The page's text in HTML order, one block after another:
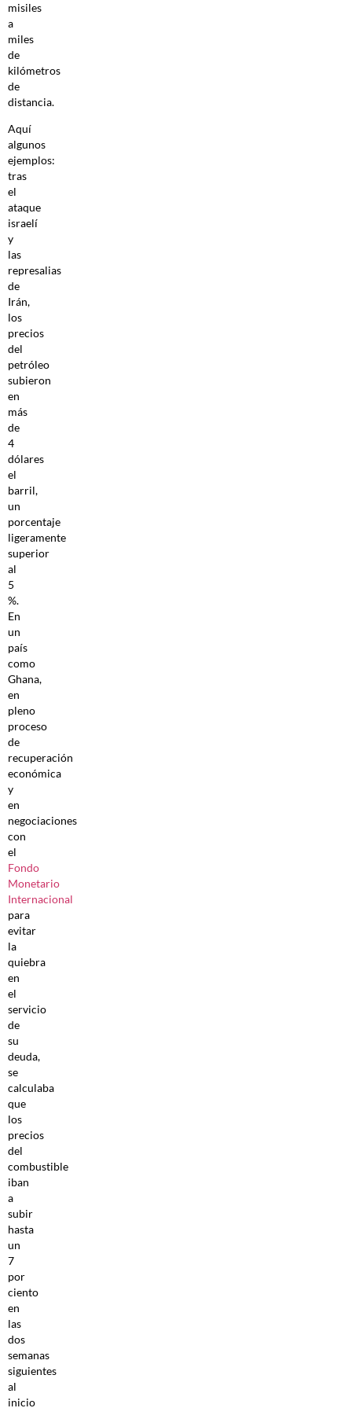
misiles
a
miles
de
kilómetros
de
distancia.
Aquí
algunos
ejemplos:
tras
el
ataque
israelí
y
las
represalias
de
Irán,
los
precios
del
petróleo
subieron
en
más
de
4
dólares
el
barril,
un
porcentaje
ligeramente
superior
al
5
%.
En
un
país
como
Ghana,
en
pleno
proceso
de
recuperación
económica
y
en
negociaciones
con
el
Fondo
Monetario
Internacional
para
evitar
la
quiebra
en
el
servicio
de
su
deuda,
se
calculaba
que
los
precios
del
combustible
iban
a
subir
hasta
un
7
por
ciento
en
las
dos
semanas
siguientes
al
inicio